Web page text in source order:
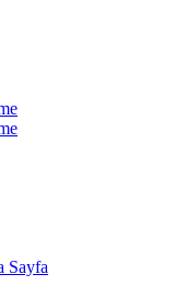
Sayfa